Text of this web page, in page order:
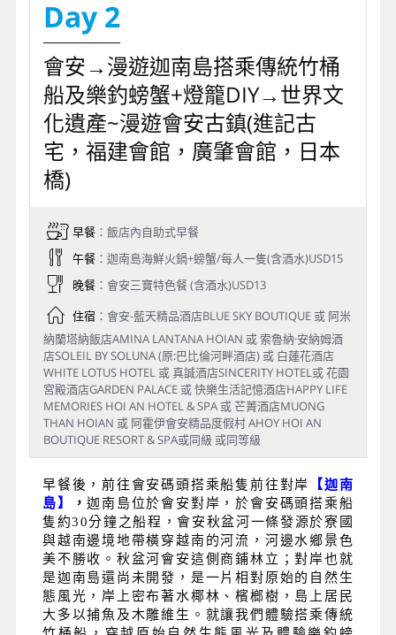
Day 2
會安→漫遊迦南島搭乘傳統竹桶
船及樂釣螃蟹+燈籠DIY→世界文
化遺產~漫遊會安古鎮(進記古
宅，福建會館，廣肇會館，日本
橋)
早餐：飯店內自助式早餐
午餐：迦南島海鮮火鍋+螃蟹/每人一隻(含酒水)USD15
晚餐：會安三寶特色餐 (含酒水)USD13
住宿：會安-藍天精品酒店BLUE SKY BOUTIQUE 或 阿米
納蘭塔納飯店AMINA LANTANA HOIAN 或 索魯納·安納姆酒
店SOLEIL BY SOLUNA (原:巴比倫河畔酒店) 或 白蓮花酒店
WHITE LOTUS HOTEL 或 真誠酒店SINCERITY HOTEL或 花園
宮殿酒店GARDEN PALACE 或 快樂生活記憶酒店HAPPY LIFE
MEMORIES HOI AN HOTEL & SPA 或 芒菁酒店MUONG
THAN HOIAN 或 阿霍伊會安精品度假村 AHOY HOI AN
BOUTIQUE RESORT & SPA或同級 或同等級
早餐後，前往會安碼頭搭乘船隻前往對岸
【迦南
島】
，迦南島位於會安對岸，於會安碼頭搭乘船
隻約30分鐘之船程，會安秋盆河一條發源於寮國
與越南邊境地帶橫穿越南的河流，河邊水鄉景色
美不勝收。秋盆河會安這側商鋪林立；對岸也就
是迦南島還尚未開發，是一片相對原始的自然生
態風光，岸上密布著水椰林、檳榔樹，島上居民
大多以捕魚及木雕維生。就讓我們體驗搭乘傳統